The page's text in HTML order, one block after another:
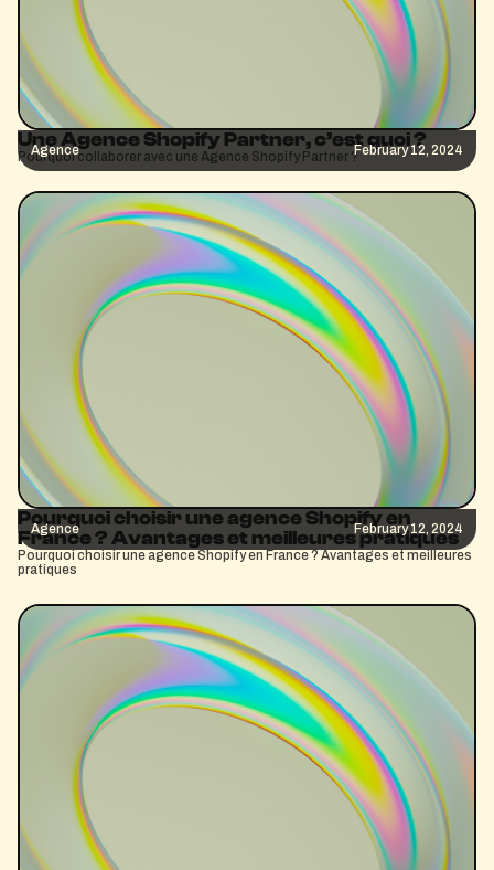
Agence February 12, 2024
Une Agence Shopify Partner, c’est quoi ?
Pourquoi collaborer avec une Agence Shopify Partner ?
Agence February 12, 2024
Pourquoi choisir une agence Shopify en
France ? Avantages et meilleures pratiques
Pourquoi choisir une agence Shopify en France ? Avantages et meilleures
pratiques